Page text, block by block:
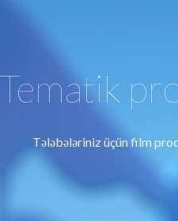
Tematik
Tələbələriniz üçün film